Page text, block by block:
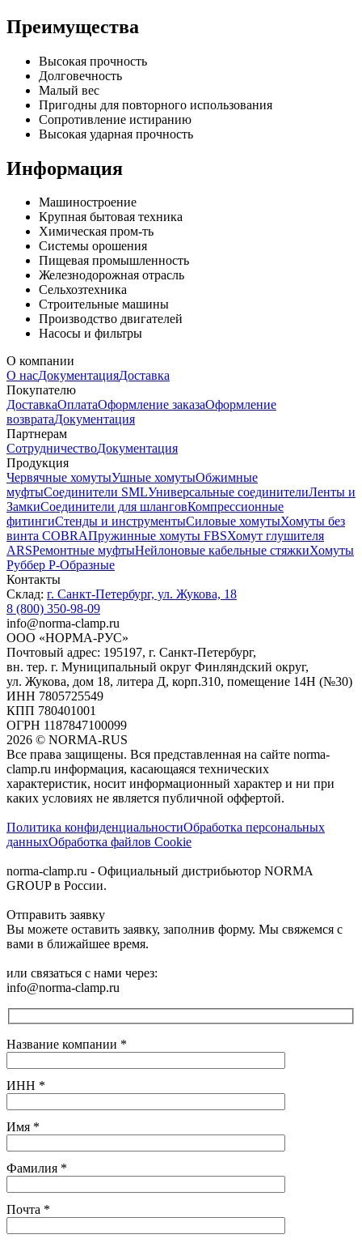
Преимущества
Высокая прочность
Долговечность
Малый вес
Пригодны для повторного использования
Сопротивление истиранию
Высокая ударная прочность
Информация
Машиностроение
Крупная бытовая техника
Химическая пром-ть
Системы орошения
Пищевая промышленность
Железнодорожная отрасль
Сельхозтехника
Строительные машины
Производство двигателей
Насосы и фильтры
О компании
О насДокументацияДоставка
Покупателю
ДоставкаОплатаОформление заказаОформление
возвратаДокументация
Партнерам
СотрудничествоДокументация
Продукция
Червячные хомутыУшные хомутыОбжимные
муфтыСоединители SMLУниверсальные соединителиЛенты и
ЗамкиСоединители для шланговКомпрессионные
фитингиСтенды и инструментыСиловые хомутыХомуты без
винта COBRAПружинные хомуты FBSХомут глушителя
ARSРемонтные муфтыНейлоновые кабельные стяжкиХомуты
Руббер Р-Образные
Контакты
Склад: г. Санкт-Петербург, ул. Жукова, 18
8 (800) 350-98-09
info@norma-clamp.ru
ООО «НОРМА-РУС»
Почтовый адрес: 195197, г. Санкт-Петербург,
вн. тер. г. Муниципальный округ Финляндский округ,
ул. Жукова, дом 18, литера Д, корп.310, помещение 14Н (№30)
ИНН 7805725549
КПП 780401001
ОГРН 1187847100099
2026 © NORMA-RUS
Все права защищены. Вся представленная на сайте norma-
clamp.ru информация, касающаяся технических
характеристик, носит информационный характер и ни при
каких условиях не является публичной оффертой.‍
Политика конфиденциальностиОбработка персональных
данныхОбработка файлов Cookie
norma-clamp.ru - Официальный дистрибьютор NORMA
GROUP в России.
Отправить заявку
Вы можете оставить заявку, заполнив форму. Мы свяжемся с
вами в ближайшее время.
или связаться с нами через:
info@norma-clamp.ru
Название компании *
ИНН *
Имя *
Фамилия *
Почта *